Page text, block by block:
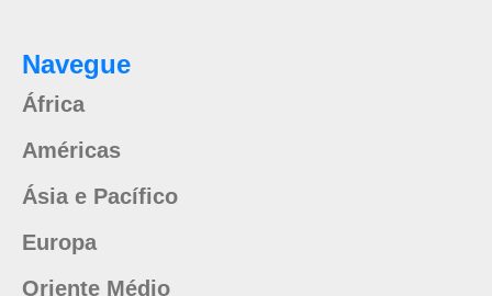
Navegue
África
Américas
Ásia e Pacífico
Europa
Oriente Médio